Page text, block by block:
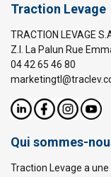
Traction Levage
TRACTION LEVAGE
Z.I. La Palun Rue
04 42 65 46 80
Qui sommes-
Traction Levage a